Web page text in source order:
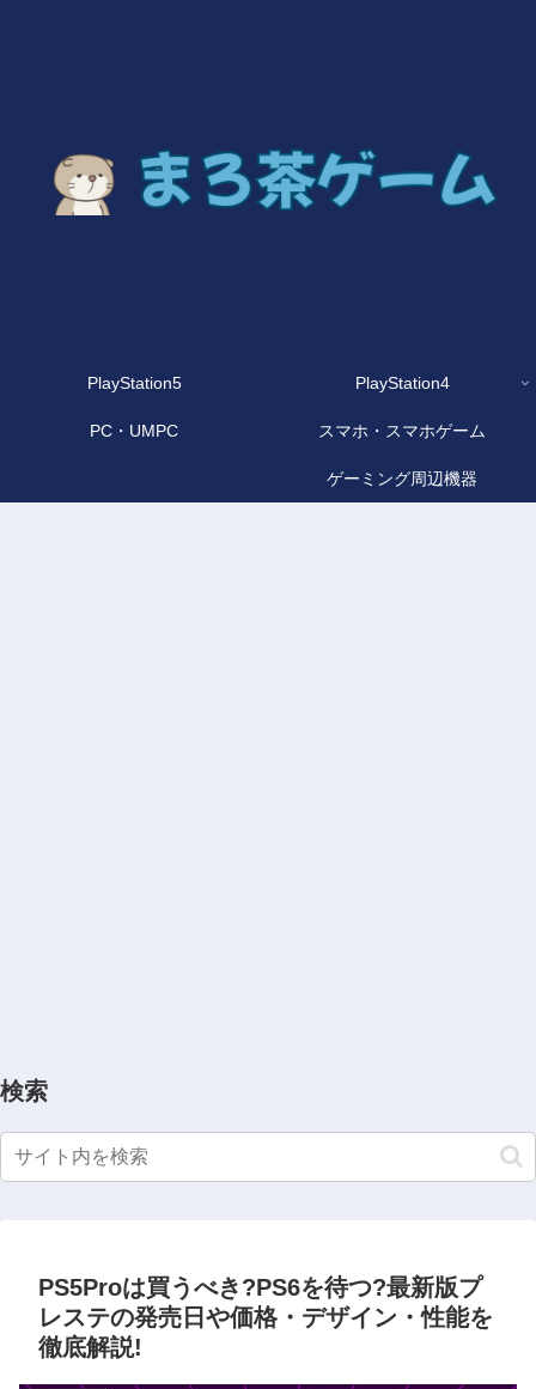
PlayStation5 PlayStation4
PC・UMPC スマホ・スマホゲーム
ゲーミング周辺機器
検索
PS5Proは買うべき?PS6を待つ?最新版プ
レステの発売日や価格・デザイン・性能を
徹底解説!